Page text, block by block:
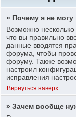
» Почему я не
Возможно
что вы правильно
данные вводятся
форума, чтобы
форуму. Также
настроил
исправления
Вернуться наверх
» Зачем вообще